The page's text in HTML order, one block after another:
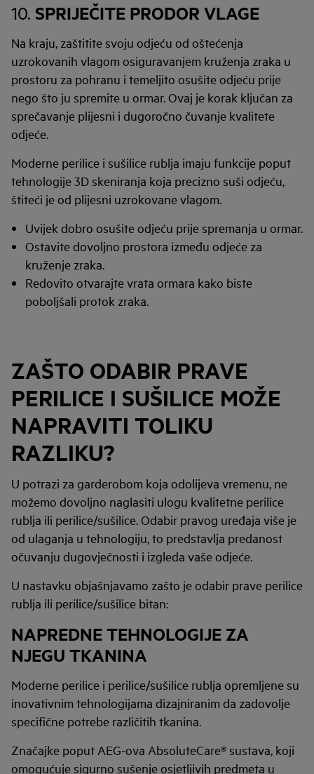
10. SPRIJEČITE PRODOR VLAGE
Na kraju, zaštitite svoju odjeću od oštećenja
uzrokovanih vlagom osiguravanjem kruženja zraka u
prostoru za pohranu i temeljito osušite odjeću prije
nego što ju spremite u ormar. Ovaj je korak ključan za
sprečavanje plijesni i dugoročno čuvanje kvalitete
odjeće.
Moderne perilice i sušilice rublja imaju funkcije poput
tehnologije 3D skeniranja koja precizno suši odjeću,
štiteći je od plijesni uzrokovane vlagom.
Uvijek dobro osušite odjeću prije spremanja u ormar.
Ostavite dovoljno prostora između odjeće za
kruženje zraka.
Redovito otvarajte vrata ormara kako biste
poboljšali protok zraka.
ZAŠTO ODABIR PRAVE
PERILICE I SUŠILICE MOŽE
NAPRAVITI TOLIKU
RAZLIKU?
U potrazi za garderobom koja odolijeva vremenu, ne
možemo dovoljno naglasiti ulogu kvalitetne perilice
rublja ili perilice/sušilice. Odabir pravog uređaja više je
od ulaganja u tehnologiju, to predstavlja predanost
očuvanju dugovječnosti i izgleda vaše odjeće.
U nastavku objašnjavamo zašto je odabir prave perilice
rublja ili perilice/sušilice bitan:
NAPREDNE TEHNOLOGIJE ZA
NJEGU TKANINA
Moderne perilice i perilice/sušilice rublja opremljene su
inovativnim tehnologijama dizajniranim da zadovolje
specifične potrebe različitih tkanina.
Značajke poput AEG-ova AbsoluteCare® sustava, koji
omogućuje sigurno sušenje osjetljivih predmeta u